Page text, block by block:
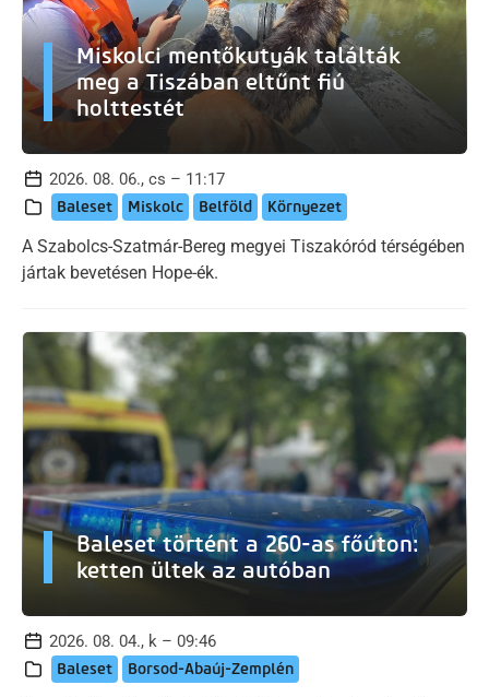
Miskolci mentőkutyák találták
meg a Tiszában eltűnt fiú
holttestét
2026. 08. 06., cs – 11:17
Baleset Miskolc Belföld Környezet
A Szabolcs-Szatmár-Bereg megyei Tiszakóród térségében
jártak bevetésen Hope-ék.
Baleset történt a 260-as főúton:
ketten ültek az autóban
2026. 08. 04., k – 09:46
Baleset Borsod-Abaúj-Zemplén